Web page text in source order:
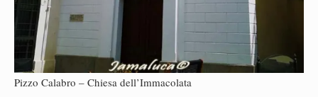
Pizzo Calabro – Chiesa dell’Immacolata